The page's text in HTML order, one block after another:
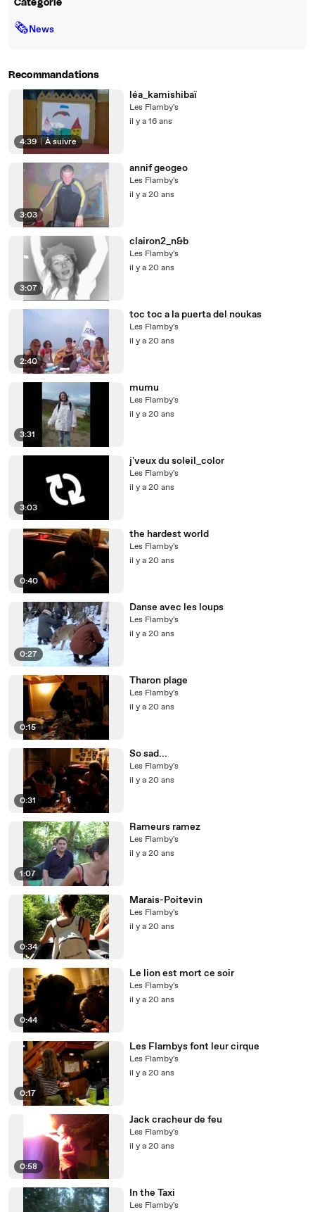
Catégorie
🗞News
Recommandations
4:39 | À suivre
léa_kamishibaï
Les Flamby's
il y a 16 ans
3:03
annif geogeo
Les Flamby's
il y a 20 ans
3:07
clairon2_n&b
Les Flamby's
il y a 20 ans
2:40
toc toc a la puerta del noukas
Les Flamby's
il y a 20 ans
3:31
mumu
Les Flamby's
il y a 20 ans
3:03
j'veux du soleil_color
Les Flamby's
il y a 20 ans
0:40
the hardest world
Les Flamby's
il y a 20 ans
0:27
Danse avec les loups
Les Flamby's
il y a 20 ans
0:15
Tharon plage
Les Flamby's
il y a 20 ans
0:31
So sad...
Les Flamby's
il y a 20 ans
1:07
Rameurs ramez
Les Flamby's
il y a 20 ans
0:34
Marais-Poitevin
Les Flamby's
il y a 20 ans
0:44
Le lion est mort ce soir
Les Flamby's
il y a 20 ans
0:17
Les Flambys font leur cirque
Les Flamby's
il y a 20 ans
0:58
Jack cracheur de feu
Les Flamby's
il y a 20 ans
In the Taxi
Les Flamby's